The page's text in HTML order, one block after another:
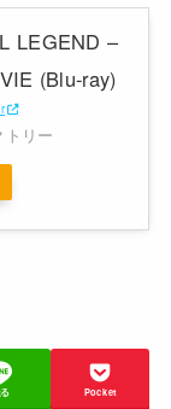
LEGEND –
(Blu-ray)
トリー
Pocket